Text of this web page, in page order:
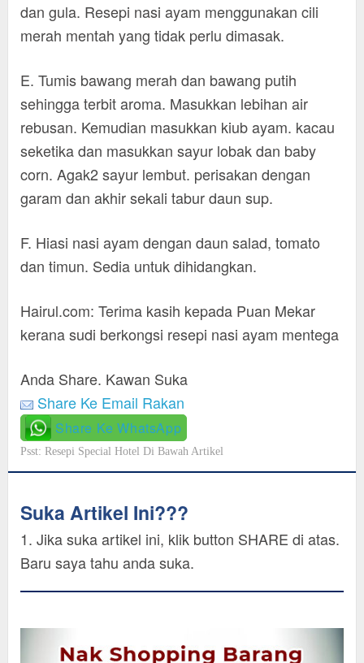
dan gula. Resepi nasi ayam menggunakan cili
merah mentah yang tidak perlu dimasak.
E. Tumis bawang merah dan bawang putih
sehingga terbit aroma. Masukkan lebihan air
rebusan. Kemudian masukkan kiub ayam. kacau
seketika dan masukkan sayur lobak dan baby
corn. Agak2 sayur lembut. perisakan dengan
garam dan akhir sekali tabur daun sup.
F. Hiasi nasi ayam dengan daun salad, tomato
dan timun. Sedia untuk dihidangkan.
Hairul.com: Terima kasih kepada Puan Mekar
kerana sudi berkongsi resepi nasi ayam mentega
Anda Share. Kawan Suka
Share Ke Email Rakan
Share Ke WhatsApp
Psst: Resepi Special Hotel Di Bawah Artikel
Suka Artikel Ini???
1. Jika suka artikel ini, klik button SHARE di atas.
Baru saya tahu anda suka.